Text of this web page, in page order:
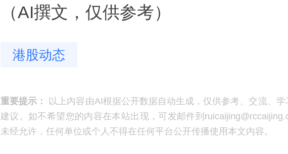
（AI撰文，仅供参考）
港股动态
重要提示：
以上内容由AI根据公开数据自动生成，仅供参考、交流、
建议。如不希望您的内容在本站出现，可发邮件到
未经允许，任何单位或个人不得在任何平台公开传播使用本文内容。